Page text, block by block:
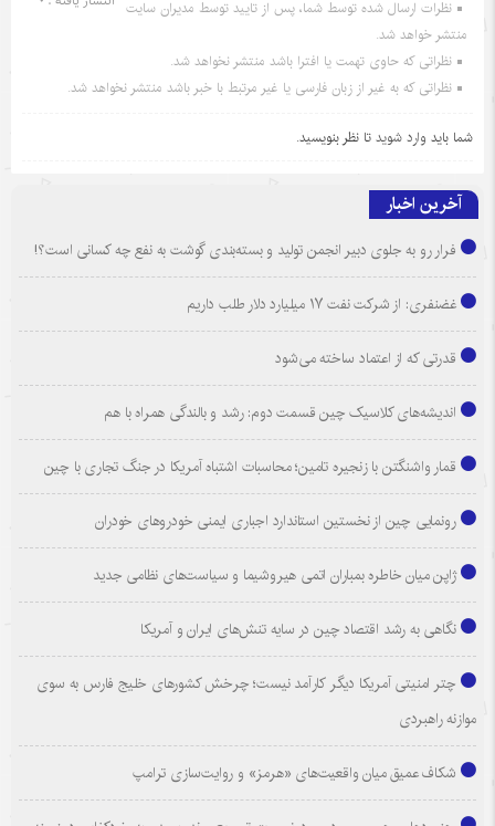
نظرات ارسال شده توسط شما، پس از تایید توسط مدیران سایت
منتشر خواهد شد.
نظراتی که حاوی تهمت یا افترا باشد منتشر نخواهد شد.
نظراتی که به غیر از زبان فارسی یا غیر مرتبط با خبر باشد منتشر نخواهد شد.
شما باید وارد شوید تا نظر بنویسید.
آخرین اخبار
فرار رو به جلوی دبیر انجمن تولید و بسته‌بندی گوشت به نفع چه کسانی است؟!
غضنفری: از شرکت نفت ۱۷ میلیارد دلار طلب داریم
قدرتی که از اعتماد ساخته می‌شود
اندیشه‌های کلاسیک چین قسمت دوم: رشد و بالندگی همراه با هم
قمار واشنگتن با زنجیره تامین؛ محاسبات اشتباه آمریکا در جنگ تجاری با چین
رونمایی چین از نخستین استاندارد اجباری ایمنی خودروهای خودران
ژاپن میان خاطره بمباران اتمی هیروشیما و سیاست‌های نظامی جدید
نگاهی به رشد اقتصاد چین در سایه تنش‌های ایران و آمریکا
چتر امنیتی آمریکا دیگر کارآمد نیست؛ چرخش کشورهای خلیج فارس به سوی
موازنه راهبردی
شکاف عمیق میان واقعیت‌های «هرمز» و روایت‌سازی ترامپ